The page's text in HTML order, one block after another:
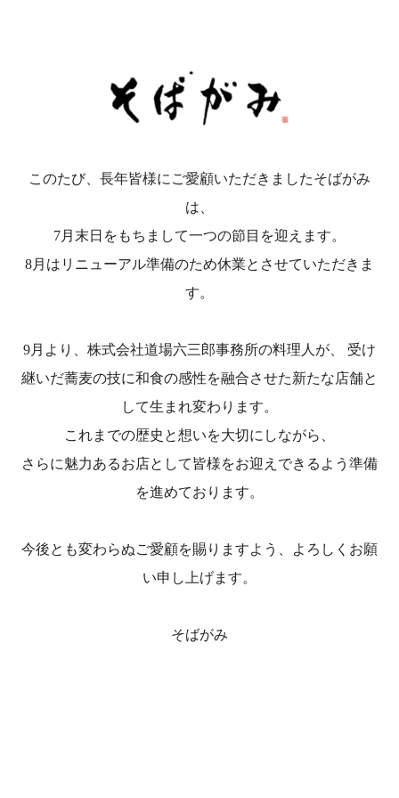
このたび、長年皆様にご愛顧いただきましたそばがみ
は、
7月末日をもちまして一つの節目を迎えます。
8月はリニューアル準備のため休業とさせていただきま
す。
9月より、株式会社道場六三郎事務所の料理人が、 受け
継いだ蕎麦の技に和食の感性を融合させた新たな店舗と
して生まれ変わります。
これまでの歴史と想いを大切にしながら、
さらに魅力あるお店として皆様をお迎えできるよう準備
を進めております。
今後とも変わらぬご愛顧を賜りますよう、よろしくお願
い申し上げます。
そばがみ